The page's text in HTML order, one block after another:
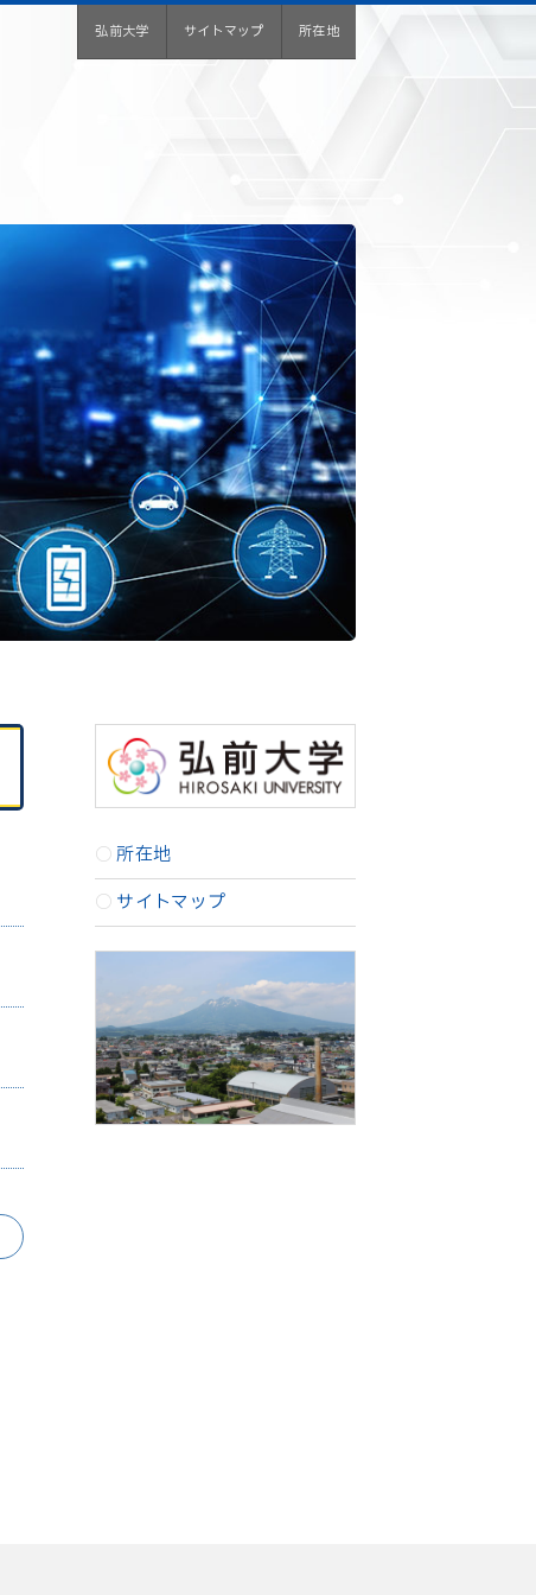
弘前大学 サイトマップ 所在地
所在地
サイトマップ